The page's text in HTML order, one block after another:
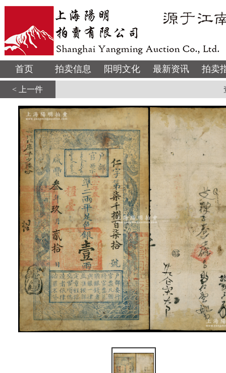
首页 拍卖信息 阳明文化 最新资讯 拍卖
< 上一件